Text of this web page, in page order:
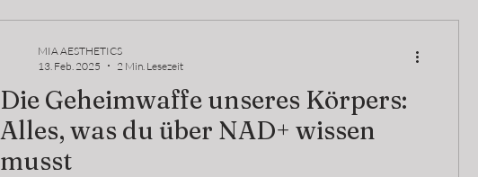
Die Geheimwaffe unseres Körpers:
Alles, was du über NAD+ wissen
musst
MIA AESTHETICS
13. Feb. 2025
2 Min. Lesezeit